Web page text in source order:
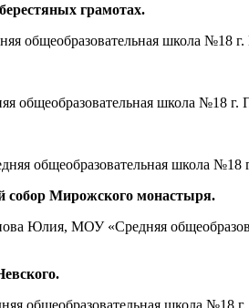
грамотах.
общеобразовательная школа №18
школа №18 г.
общеобразовательная школа №18
собор Мирожского монастыря.
Юлия, МОУ «Средняя